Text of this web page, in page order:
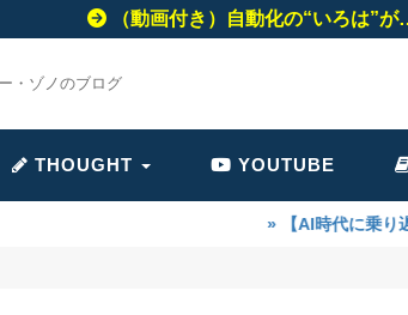
（動画付き）自動化の“いろは”が
・ゾノのブログ
THOUGHT YOUTUBE
» 【AI時代に乗り遅れたかも？】ご